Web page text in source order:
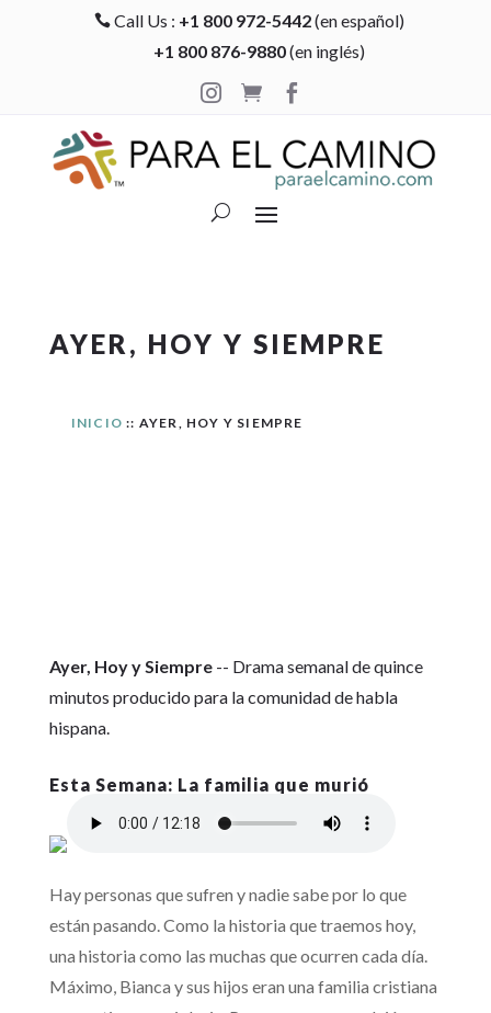
 Call Us : +1 800 972-5442(en español)
+1 800 876-9880(en inglés)

 
AYER, HOY Y SIEMPRE
INICIO :: AYER, HOY Y SIEMPRE
Ayer, Hoy y Siempre-- Drama semanal de quince
minutos producido para la comunidad de habla
hispana.
La familia que murió
Hay personas que sufren y nadie sabe por lo que
están pasando. Como la historia que traemos hoy,
una historia como las muchas que ocurren cada día.
Máximo, Bianca y sus hijos eran una familia cristiana